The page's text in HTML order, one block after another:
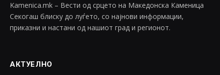
Kamenica.mk – Вести од срцето на Македонска Каменица
Секогаш блиску до луѓето, со најнови информации,
приказни и настани од нашиот град и регионот.
АКТУЕЛНО